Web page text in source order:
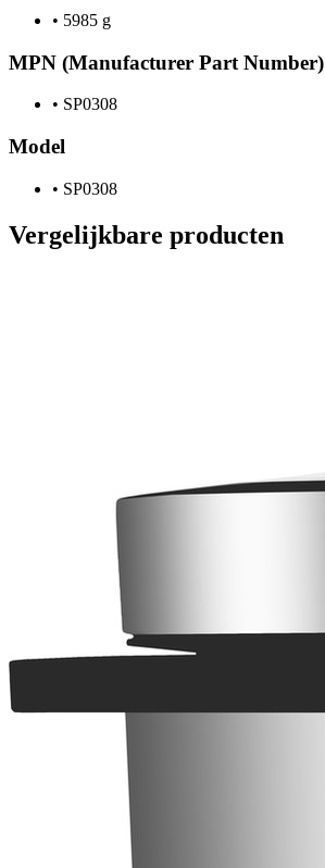
• 5985 g
MPN (Manufacturer Part Number)
• SP0308
Model
• SP0308
Vergelijkbare producten